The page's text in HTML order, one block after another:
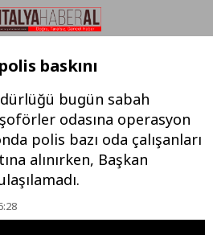
baskını
bugün sabah
odasına operasyon
polis bazı oda çalışanları
alınırken, Başkan